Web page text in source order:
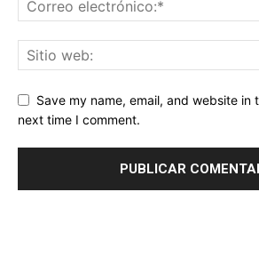
Save my name, email, and website in
next time I comment.